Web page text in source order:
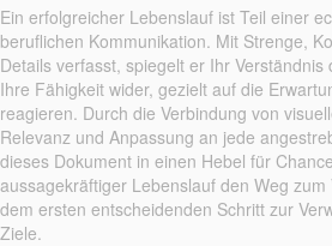
Ein erfolgreicher Lebenslauf ist Teil einer
beruflichen Kommunikation. Mit Strenge,
Details verfasst, spiegelt er Ihr
Ihre Fähigkeit wider, gezielt auf die
reagieren. Durch die Verbindung von
Relevanz und Anpassung an jede
dieses Dokument in einen Hebel für
aussagekräftiger Lebenslauf den Weg
dem ersten entscheidenden Schritt zur
Ziele.